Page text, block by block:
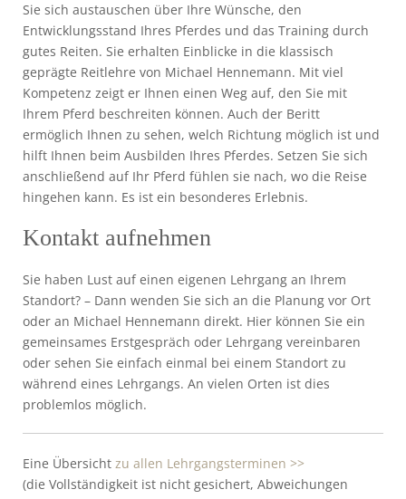
Sie sich austauschen über Ihre Wünsche, den
Entwicklungsstand Ihres Pferdes und das Training durch
gutes Reiten. Sie erhalten Einblicke in die klassisch
geprägte Reitlehre von Michael Hennemann. Mit viel
Kompetenz zeigt er Ihnen einen Weg auf, den Sie mit
Ihrem Pferd beschreiten können. Auch der Beritt
ermöglich Ihnen zu sehen, welch Richtung möglich ist und
hilft Ihnen beim Ausbilden Ihres Pferdes. Setzen Sie sich
anschließend auf Ihr Pferd fühlen sie nach, wo die Reise
hingehen kann. Es ist ein besonderes Erlebnis.
Kontakt aufnehmen
Sie haben Lust auf einen eigenen Lehrgang an Ihrem
Standort? – Dann wenden Sie sich an die Planung vor Ort
oder an Michael Hennemann direkt. Hier können Sie ein
gemeinsames Erstgespräch oder Lehrgang vereinbaren
oder sehen Sie einfach einmal bei einem Standort zu
während eines Lehrgangs. An vielen Orten ist dies
problemlos möglich.
Eine Übersicht zu allen Lehrgangsterminen >>
(die Vollständigkeit ist nicht gesichert, Abweichungen